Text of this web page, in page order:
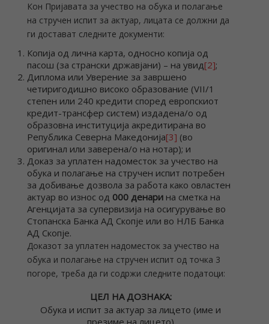
Кон Пријавата за учество на обука и полагање
на стручен испит за актуар, лицата се должни да
ги достават следните документи:
Копија од лична карта, односно копија од
пасош (за странски државјани) – на увид[2];
Диплома или Уверение за завршено
четиригодишно високо образование (VII/1
степен или 240 кредити според европскиот
кредит-трансфер систем) издадена/о од
образовна институција акредитирана во
Република Северна Македонија[3] (во
оригинал или заверена/о на нотар); и
Доказ за уплатен надоместок за учество на
обука и полагање на стручен испит потребен
за добивање дозвола за работа како овластен
актуар во износ од 000 денари на сметка на
Агенцијата за супервизија на осигурување во
Стопанска Банка АД Скопје или во НЛБ Банка
АД Скопје.
Доказот за уплатен надоместок за учество на
обука и полагање на стручен испит од точка 3
погоре, треба да ги содржи следните податоци:
ЦЕЛ НА ДОЗНАКА:
Обука и испит за актуар за лицето (име и
презиме на лицето)